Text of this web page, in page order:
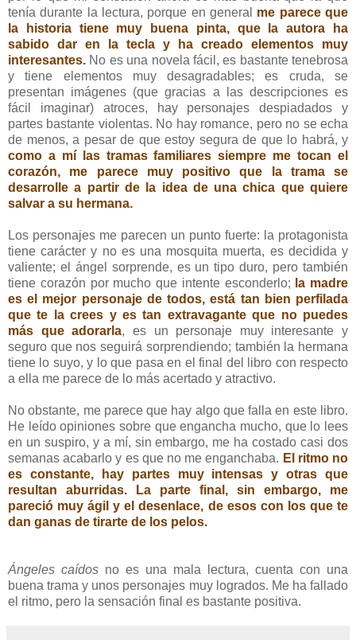
tenía durante la lectura, porque en general
me parece que
la historia tiene muy buena pinta, que la autora ha
sabido dar en la tecla y ha creado elementos muy
interesantes. No es una novela fácil, es bastante tenebrosa
y tiene elementos muy desagradables; es cruda, se
presentan imágenes (que gracias a las descripciones es
fácil imaginar) atroces, hay personajes despiadados y
partes bastante violentas. No hay romance, pero no se echa
de menos, a pesar de que estoy segura de que lo habrá, y
como a mí las tramas familiares siempre me tocan el
corazón, me parece muy positivo que la trama se
desarrolle a partir de la idea de una chica que quiere
salvar a su hermana.
Los personajes me parecen un punto fuerte: la protagonista
tiene carácter y no es una mosquita muerta, es decidida y
valiente; el ángel sorprende, es un tipo duro, pero también
tiene corazón por mucho que intente esconderlo; la madre
es el mejor personaje de todos, está tan bien perfilada
que te la crees y es tan extravagante que no puedes
más que adorarla, es un personaje muy interesante y
seguro que nos seguirá sorprendiendo; también la hermana
tiene lo suyo, y lo que pasa en el final del libro con respecto
a ella me parece de lo más acertado y atractivo.
No obstante, me parece que hay algo que falla en este libro.
He leído opiniones sobre que engancha mucho, que lo lees
en un suspiro, y a mí, sin embargo, me ha costado casi dos
semanas acabarlo y es que no me enganchaba. El ritmo no
es constante, hay partes muy intensas y otras que
resultan aburridas. La parte final, sin embargo, me
pareció muy ágil y el desenlace, de esos con los que te
dan ganas de tirarte de los pelos.
Ángeles caídos no es una mala lectura, cuenta con una
buena trama y unos personajes muy logrados. Me ha fallado
el ritmo, pero la sensación final es bastante positiva.